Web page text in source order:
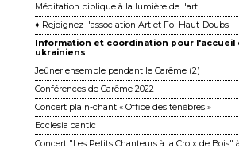
Méditation biblique à la lumière de l'art
♦ Rejoignez l'association Art et Foi Haut-Doubs
Information et coordination pour l'accueil
ukrainiens
Jeûner ensemble pendant le Carême (2)
Conférences de Carême 2022
Concert plain-chant « Office des ténèbres »
Ecclesia cantic
Concert "Les Petits Chanteurs à la Croix de Bois"